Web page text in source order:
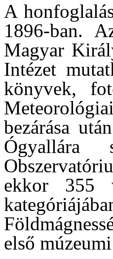
A
1896-ban.
Magyar
Intézet
könyvek,
bezárása
Ógyallára
ekkor 355
első